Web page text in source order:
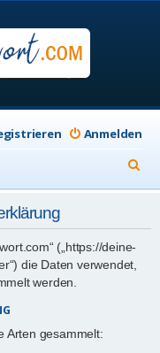
Anmelden
u
(„https://deine-
die Daten verwendet,
werden.
Arten gesammelt: